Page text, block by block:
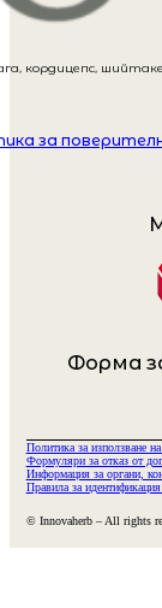
кордицепс,
за
Форма
Политика за използване
Формуляри за отказ от
Информация за органи,
Правила за
© Innovaherb – All rights